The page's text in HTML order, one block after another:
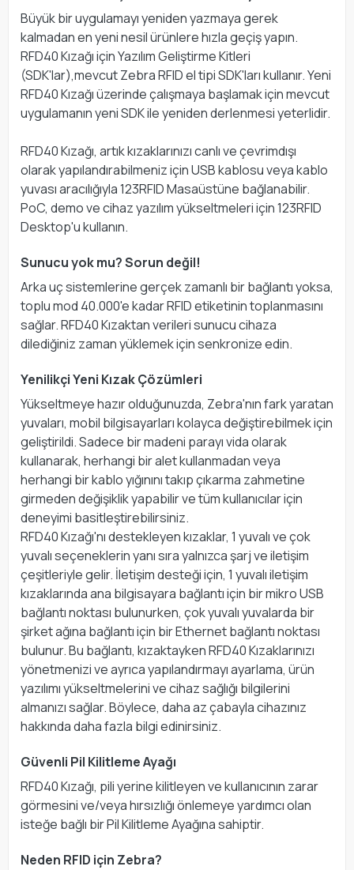
Büyük bir uygulamayı yeniden yazmaya gerek
kalmadan en yeni nesil ürünlere hızla geçiş yapın.
RFD40 Kızağı için Yazılım Geliştirme Kitleri
(SDK'lar),mevcut Zebra RFID el tipi SDK'ları kullanır. Yeni
RFD40 Kızağı üzerinde çalışmaya başlamak için mevcut
uygulamanın yeni SDK ile yeniden derlenmesi yeterlidir.
RFD40 Kızağı, artık kızaklarınızı canlı ve çevrimdışı
olarak yapılandırabilmeniz için USB kablosu veya kablo
yuvası aracılığıyla 123RFID Masaüstüne bağlanabilir.
PoC, demo ve cihaz yazılım yükseltmeleri için 123RFID
Desktop'u kullanın.
Sunucu yok mu? Sorun değil!
Arka uç sistemlerine gerçek zamanlı bir bağlantı yoksa,
toplu mod 40.000'e kadar RFID etiketinin toplanmasını
sağlar. RFD40 Kızaktan verileri sunucu cihaza
dilediğiniz zaman yüklemek için senkronize edin.
Yenilikçi Yeni Kızak Çözümleri
Yükseltmeye hazır olduğunuzda, Zebra'nın fark yaratan
yuvaları, mobil bilgisayarları kolayca değiştirebilmek için
geliştirildi. Sadece bir madeni parayı vida olarak
kullanarak, herhangi bir alet kullanmadan veya
herhangi bir kablo yığınını takıp çıkarma zahmetine
girmeden değişiklik yapabilir ve tüm kullanıcılar için
deneyimi basitleştirebilirsiniz.
RFD40 Kızağı'nı destekleyen kızaklar, 1 yuvalı ve çok
yuvalı seçeneklerin yanı sıra yalnızca şarj ve iletişim
çeşitleriyle gelir. İletişim desteği için, 1 yuvalı iletişim
kızaklarında ana bilgisayara bağlantı için bir mikro USB
bağlantı noktası bulunurken, çok yuvalı yuvalarda bir
şirket ağına bağlantı için bir Ethernet bağlantı noktası
bulunur. Bu bağlantı, kızaktayken RFD40 Kızaklarınızı
yönetmenizi ve ayrıca yapılandırmayı ayarlama, ürün
yazılımı yükseltmelerini ve cihaz sağlığı bilgilerini
almanızı sağlar. Böylece, daha az çabayla cihazınız
hakkında daha fazla bilgi edinirsiniz.
Güvenli Pil Kilitleme Ayağı
RFD40 Kızağı, pili yerine kilitleyen ve kullanıcının zarar
görmesini ve/veya hırsızlığı önlemeye yardımcı olan
isteğe bağlı bir Pil Kilitleme Ayağına sahiptir.
Neden RFID için Zebra?